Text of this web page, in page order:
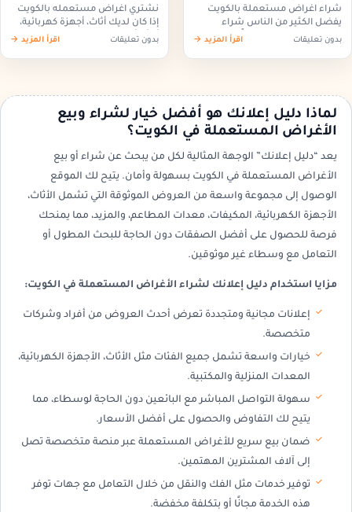
شراء اغراض مستعملة بالكويت
يفضل الكثير من الناس شراء
الأغراض المستعملة بدلًا من
بدون تعليقات اقرأ المزيد →
نشتري اغراض مستعمله بالكويت
إذا كان لديك أثاث، أجهزة كهربائية،
أو أي أغراض لم تعد بحاجة إليها،
بدون تعليقات اقرأ المزيد →
لماذا دليل إعلانك هو أفضل خيار لشراء وبيع
الأغراض المستعملة في الكويت؟
يعد “دليل إعلانك” الوجهة المثالية لكل من يبحث عن شراء أو بيع
الأغراض المستعملة في الكويت بسهولة وأمان. يتيح لك الموقع
الوصول إلى مجموعة واسعة من العروض الموثوقة التي تشمل الأثاث،
الأجهزة الكهربائية، المكيفات، معدات المطاعم، والمزيد، مما يمنحك
فرصة للحصول على أفضل الصفقات دون الحاجة للبحث المطول أو
التعامل مع وسطاء غير موثوقين.
مزايا استخدام دليل إعلانك لشراء الأغراض المستعملة في الكويت:
إعلانات مجانية ومتجددة تعرض أحدث العروض من أفراد وشركات
متخصصة.
خيارات واسعة تشمل جميع الفئات مثل الأثاث، الأجهزة الكهربائية،
المعدات المنزلية والمكتبية.
سهولة التواصل المباشر مع البائعين دون الحاجة لوسطاء، مما
يتيح لك التفاوض والحصول على أفضل الأسعار.
ضمان بيع سريع للأغراض المستعملة عبر منصة متخصصة تصل
إلى آلاف المشترين المهتمين.
توفير خدمات مثل الفك والنقل من خلال التعامل مع جهات توفر
هذه الخدمة مجانًا أو بتكلفة مخفضة.